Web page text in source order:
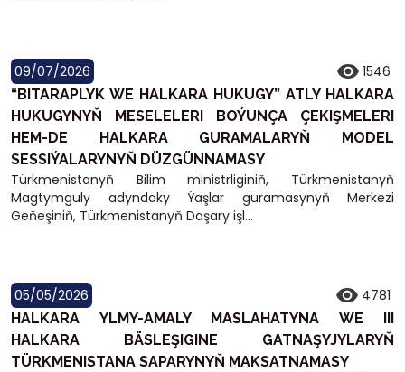
09/07/2026 1546
“BITARAPLYK WE HALKARA HUKUGY” ATLY HALKARA
HUKUGYNYŇ MESELELERI BOÝUNÇA ÇEKIŞMELERI
HEM-DE HALKARA GURAMALARYŇ MODEL
SESSIÝALARYNYŇ DÜZGÜNNAMASY
Türkmenistanyň Bilim ministrliginiň, Türkmenistanyň
Magtymguly adyndaky Ýaşlar guramasynyň Merkezi
Geňeşiniň, Türkmenistanyň Daşary işl...
05/05/2026 4781
HALKARA YLMY-AMALY MASLAHATYNA WE III
HALKARA BÄSLEŞIGINE GATNAŞYJYLARYŇ
TÜRKMENISTANA SAPARYNYŇ MAKSATNAMASY